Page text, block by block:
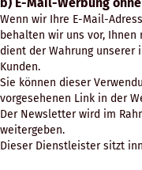
Wenn wir Ihre E-Mail-
behalten wir uns vor,
dient der Wahrung unserer
Kunden.
Sie können dieser
vorgesehenen Link in der
Der Newsletter wird im
weitergeben.
Dieser Dienstleister sitzt